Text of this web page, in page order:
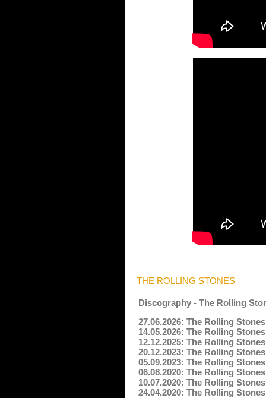
THE ROLLING STONES
Discography - The Rolling
27.06.2026: The Rolling
14.05.2026: The Rolling
12.12.2025: The Rolling
20.12.2023: The Rolling
05.09.2023: The Rolling
06.08.2020: The Rolling
10.07.2020: The Rolling
24.04.2020: The Rolling